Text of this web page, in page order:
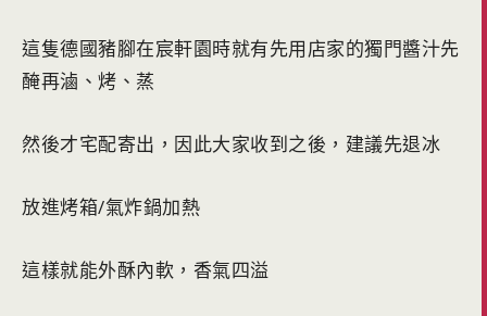
這隻德國豬腳在宸軒園時就有先用店家的獨門醬汁先
醃再滷、烤、蒸
然後才宅配寄出，因此大家收到之後，建議先退冰
放進烤箱/氣炸鍋加熱
這樣就能外酥內軟，香氣四溢